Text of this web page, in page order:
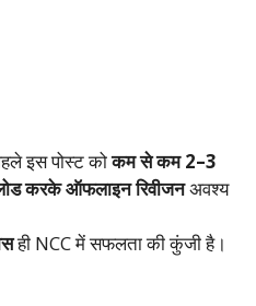
इस पोस्ट कोकम से कम 2–3
करके ऑफलाइन रिवीजनअवश्य
ही NCC में सफलता की कुंजी है।